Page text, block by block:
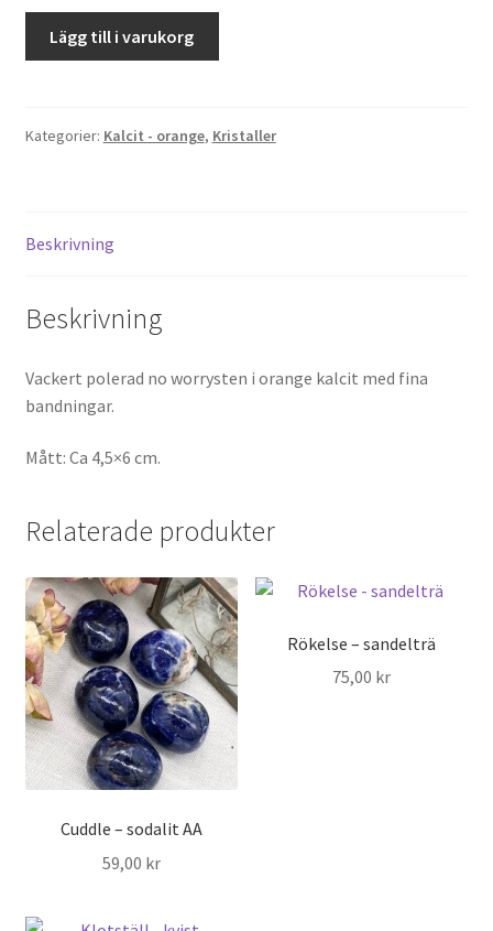
mängd
Lägg till i varukorg
Kategorier: Kalcit - orange, Kristaller
Beskrivning
Beskrivning
Vackert polerad no worrysten i orange kalcit med fina
bandningar.
Mått: Ca 4,5×6 cm.
Relaterade produkter
Cuddle – sodalit AA
59,00 kr
Rökelse – sandelträ
75,00 kr